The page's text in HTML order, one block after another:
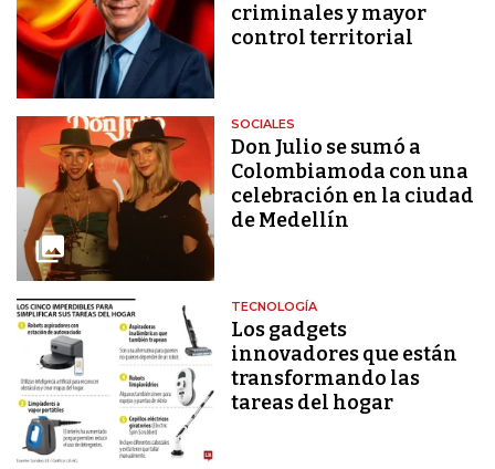
criminales y mayor
control territorial
SOCIALES
Don Julio se sumó a
Colombiamoda con una
celebración en la ciudad
de Medellín
TECNOLOGÍA
Los gadgets
innovadores que están
transformando las
tareas del hogar